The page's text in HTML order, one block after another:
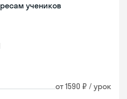
учеников
от 1590 ₽ / урок